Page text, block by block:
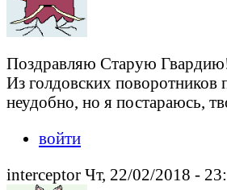
Поздравляю Старую
Из голдовских поворотников
неудобно, но я постараюсь,
войти
interceptor Чт, 22/02/2018 -